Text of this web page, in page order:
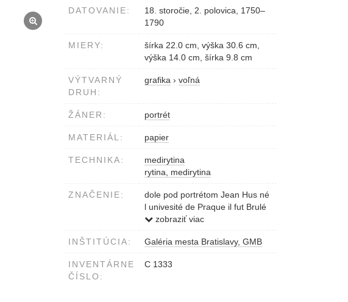
DATOVANIE:
18. storočie, 2. polovica, 1750–
1790
MIERY:
šírka 22.0 cm, výška 30.6 cm,
výška 14.0 cm, šírka 9.8 cm
VÝTVARNÝ
DRUH:
grafika › voľná
ŽÁNER: portrét
MATERIÁL: papier
TECHNIKA:
medirytina
rytina, medirytina
ZNAČENIE:
dole pod portrétom Jean Hus né
l univesité de Praque il fut Brulé
á Constance lán 1415 á Paris
zobraziť viac
INŠTITÚCIA: Galéria mesta Bratislavy, GMB
INVENTÁRNE
ČÍSLO:
C 1333